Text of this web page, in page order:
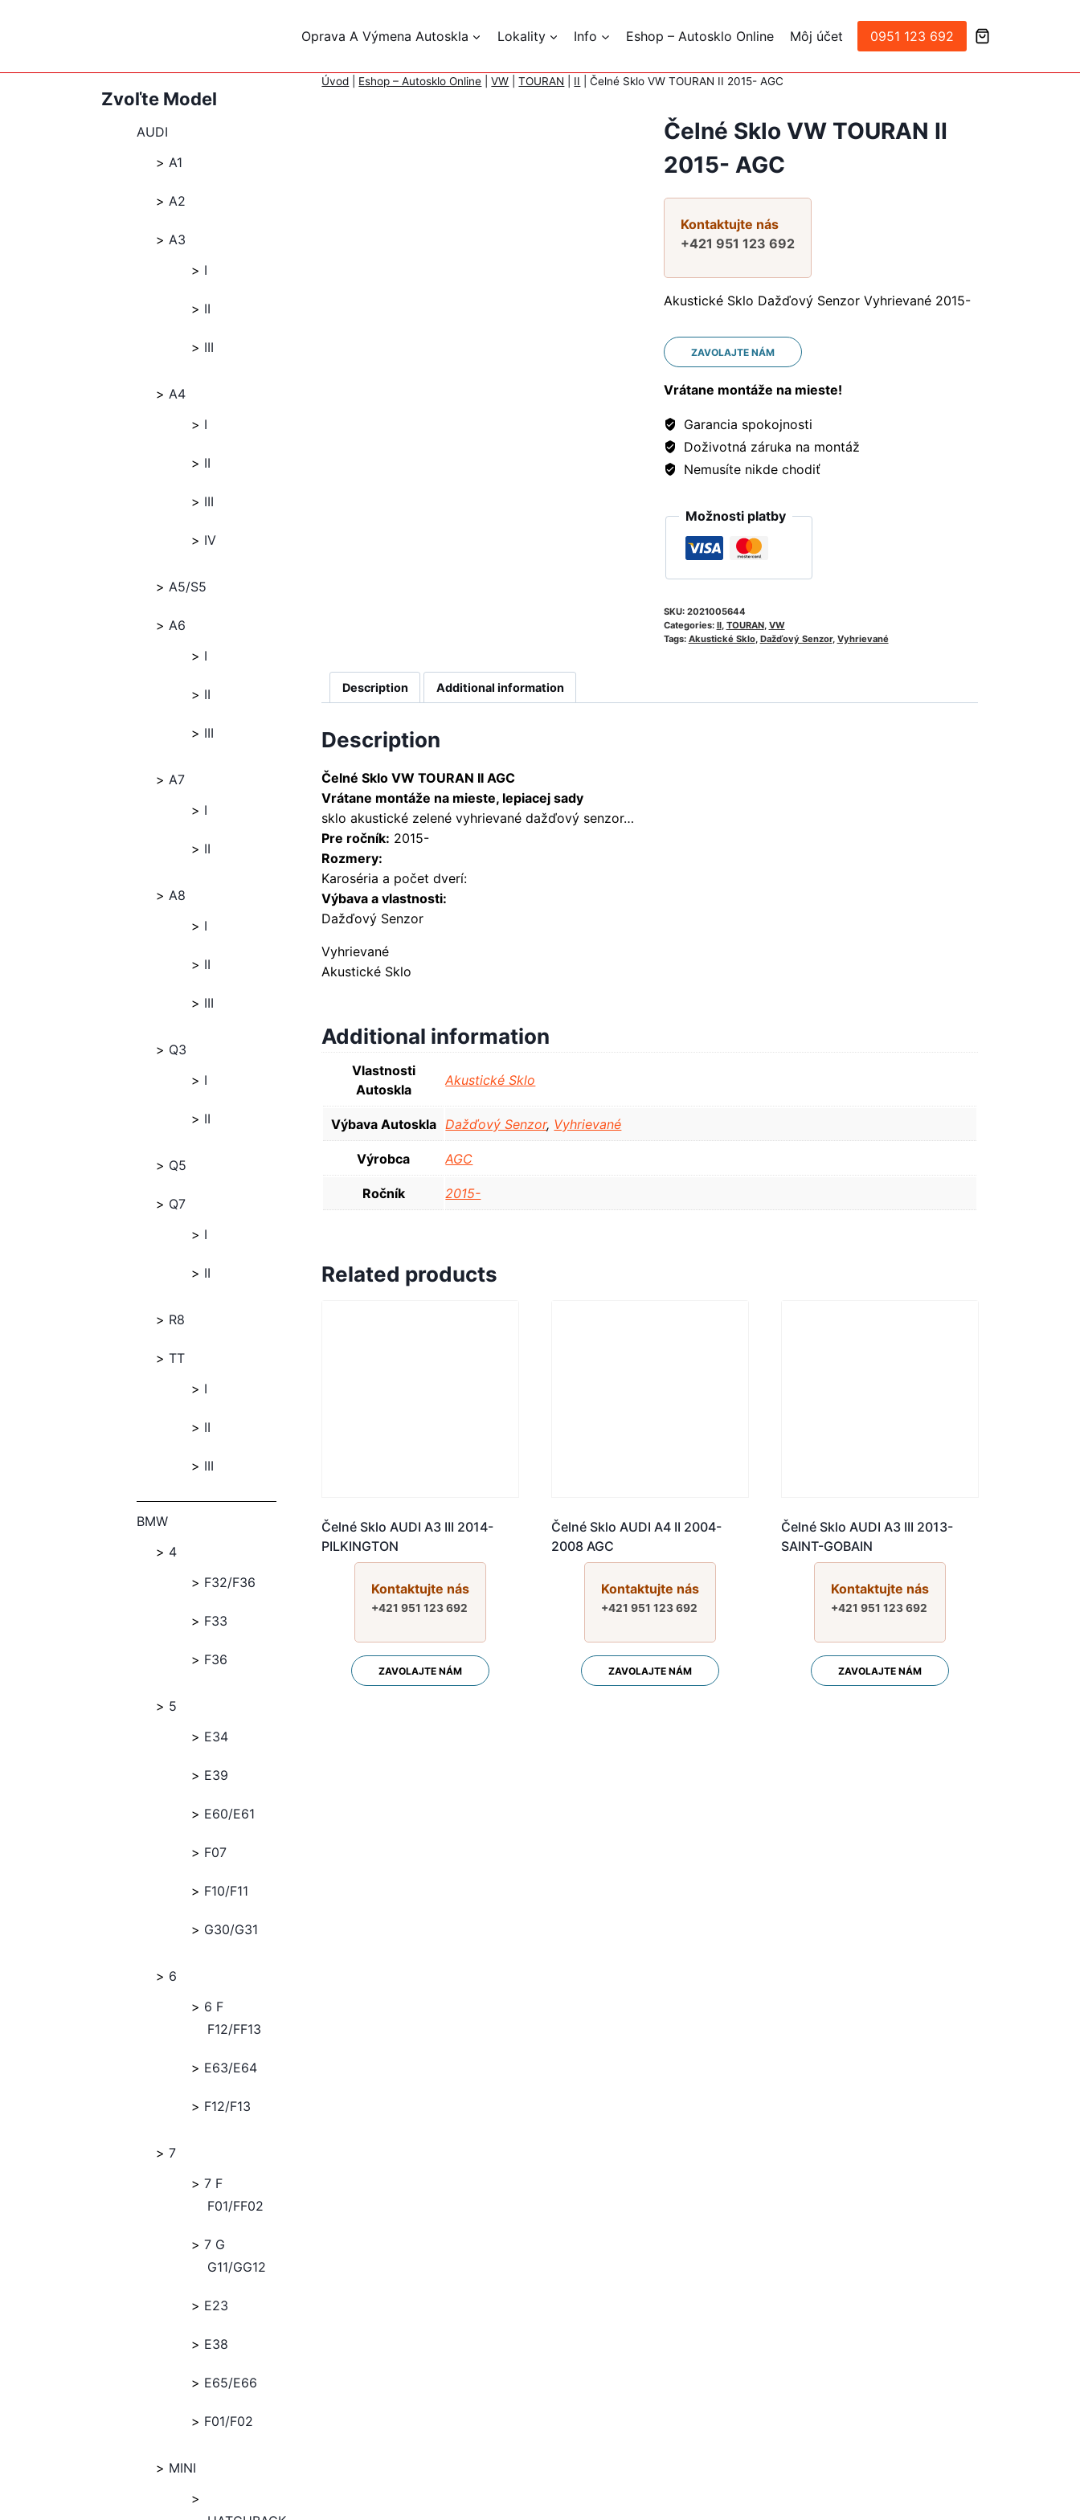
Oprava A Výmena Autoskla Lokality Info Eshop – Autosklo Online Môj účet 0951 123 692
Úvod Eshop – Autosklo Online |VW |TOURAN II |Čelné Sklo VW TOURAN II 2015- AGC
Čelné Sklo VW TOURAN II
2015- AGC
Kontaktujte nás
+421 951 123 692
Akustické Sklo Dažďový Senzor Vyhrievané 2015-
ZAVOLAJTE NÁM
Vrátane montáže na mieste!
Garancia spokojnosti
Doživotná záruka na montáž
Nemusíte nikde chodiť
Možnosti platby
SKU: 2021005644
Categories: II, TOURAN, VW
Tags: Akustické Sklo, Dažďový Senzor, Vyhrievané
Description Additional information
Description
Čelné Sklo VW TOURAN II AGC
Vrátane montáže na mieste, lepiacej sady
sklo akustické zelené vyhrievané dažďový senzor…
Pre ročník: 2015-
Rozmery:
Karoséria a počet dverí:
Výbava a vlastnosti:
Dažďový Senzor
Vyhrievané
Akustické Sklo
Additional information
Vlastnosti
Autoskla
Akustické Sklo
Výbava Autoskla Dažďový Senzor, Vyhrievané
Výrobca AGC
Ročník 2015-
Related products
Čelné Sklo AUDI A3 III 2014-
PILKINGTON
Kontaktujte nás
+421 951 123 692
ZAVOLAJTE NÁM
Čelné Sklo AUDI A4 II 2004-
2008 AGC
Kontaktujte nás
+421 951 123 692
ZAVOLAJTE NÁM
Čelné Sklo AUDI A3 III 2013-
SAINT-GOBAIN
Kontaktujte nás
+421 951 123 692
ZAVOLAJTE NÁM
Zvoľte Model
AUDI
A1
A2
A3
I
II
III
A4
I
II
III
IV
A5/S5
A6
I
II
III
A7
I
II
A8
I
II
III
Q3
I
II
Q5
Q7
I
II
R8
TT
I
II
III
BMW
4
F32/F36
F33
F36
5
E34
E39
E60/E61
F07
F10/F11
G30/G31
6
6 F
F12/FF13
E63/E64
F12/F13
7
7 F
F01/FF02
7 G
G11/GG12
E23
E38
E65/E66
F01/F02
MINI